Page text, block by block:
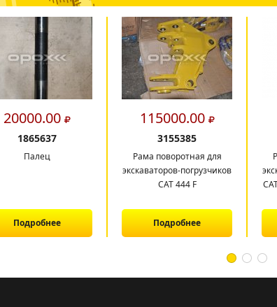
20000.00
1865637
Палец
Подробнее
115000.00
3155385
Рама поворотная для
экскаваторов-погрузчиков
САТ 444 F
Подробнее